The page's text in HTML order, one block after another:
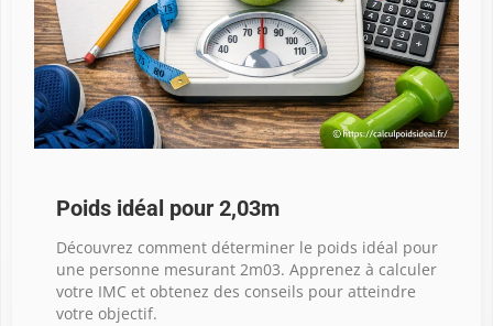
Poids idéal pour 2,03m
Découvrez comment déterminer le poids idéal pour
une personne mesurant 2m03. Apprenez à calculer
votre IMC et obtenez des conseils pour atteindre
votre objectif.